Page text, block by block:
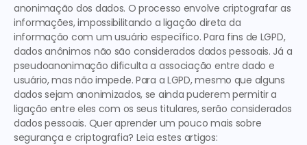
anonimação dos dados. O processo envolve criptografar as
informações, impossibilitando a ligação direta da
informação com um usuário específico. Para fins de LGPD,
dados anônimos não são considerados dados pessoais. Já a
pseudoanonimação dificulta a associação entre dado e
usuário, mas não impede. Para a LGPD, mesmo que alguns
dados sejam anonimizados, se ainda puderem permitir a
ligação entre eles com os seus titulares, serão considerados
dados pessoais. Quer aprender um pouco mais sobre
segurança e criptografia? Leia estes artigos: